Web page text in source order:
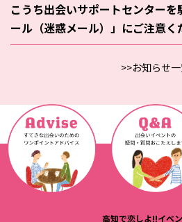
こうち出会いサポートセンター
ール（迷惑メール）」にご注意く
>>お知らせ
高知で恋しよ!!イベ